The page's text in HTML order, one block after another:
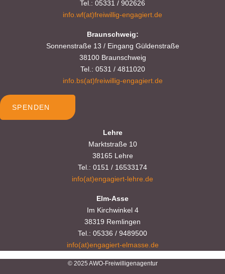
Tel.: 05331 / 902626
info.wf(at)freiwillig-engagiert.de
Braunschweig:
Sonnenstraße 13 / Eingang Güldenstraße
38100 Braunschweig
Tel.: 0531 / 4811020
info.bs(at)freiwillig-engagiert.de
SPENDEN
Lehre
Marktstraße 10
38165 Lehre
Tel.: 0151 / 16533174
info(at)engagiert-lehre.de
Elm-Asse
Im Kirchwinkel 4
38319 Remlingen
Tel.: 05336 / 9489500
info(at)engagiert-elmasse.de
© 2025 AWO-Freiwilligenagentur